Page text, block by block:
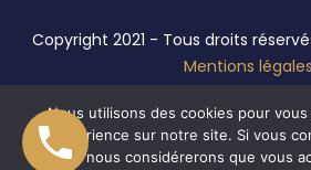
Copyright 2021 - Tous droits
Mentions légales
Réalisation : Anthellia
Nous utilisons des cookies pour
expérience sur notre site. Si vous
dernier, nous considérerons que vous